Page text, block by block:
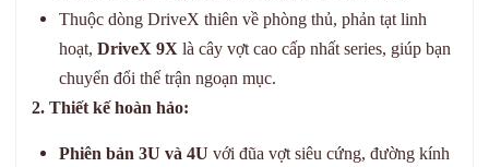
Thuộc dòng DriveX thiên về phòng thủ, phản tạt linh
hoạt, DriveX 9X là cây vợt cao cấp nhất series, giúp bạn
chuyển đổi thế trận ngoạn mục.
2. Thiết kế hoàn hảo:
Phiên bản 3U và 4U với đũa vợt siêu cứng, đường kính